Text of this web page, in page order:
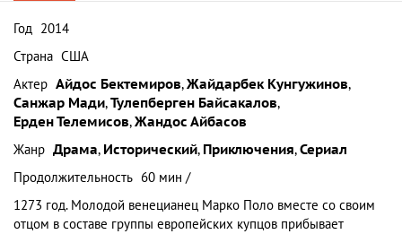
Год 2014
Страна США
Актер Айдос Бектемиров,Жайдарбек Кунгужинов,
Санжар Мади,Тулепберген Байсакалов,
Ерден Телемисов,Жандос Айбасов
Жанр Драма, Исторический, Приключения,Сериал
Продолжительность 60 мин /
1273 год. Молодой венецианец Марко Поло вместе со своим
отцом в составе группы европейских купцов прибывает